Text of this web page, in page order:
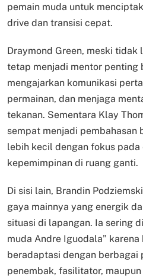
pemain muda untuk
drive dan transisi cepat.
Draymond Green, meski
tetap menjadi mentor penting
mengajarkan komunikasi
permainan, dan menjaga
tekanan. Sementara Klay
sempat menjadi pembahasan
lebih kecil dengan fokus pada
kepemimpinan di ruang ganti.
Di sisi lain, Brandin
gaya mainnya yang energik
situasi di lapangan. Ia sering
muda Andre Iguodala” karena
beradaptasi dengan berbagai
penembak, fasilitator,